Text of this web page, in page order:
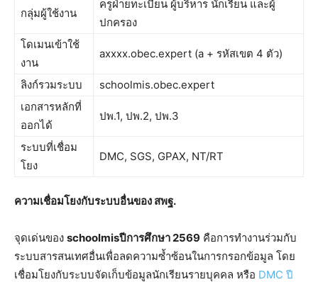
กลุ่มผู้ใช้งาน
ครูฝ่ายทะเบียน ผู้บริหาร นักเรียน และผู้
ปกครอง
โดเมนเข้าใช้
งาน
axxxx.obec.expert (a + รหัสเขต 4 ตัว)
ลิงก์รวมระบบ
schoolmis.obec.expert
เอกสารหลักที่
ออกได้
ปพ.1, ปพ.2, ปพ.3
ระบบที่เชื่อม
โยง
DMC, SGS, GPAX, NT/RT
ความเชื่อมโยงกับระบบอื่นของ สพฐ.
จุดเด่นของ schoolmisปีการศึกษา 2569 คือการทำงานร่วมกับ
ระบบสารสนเทศอื่นเพื่อลดความซ้ำซ้อนในการกรอกข้อมูล โดย
เชื่อมโยงกับระบบจัดเก็บข้อมูลนักเรียนรายบุคคล หรือ DMC ปี